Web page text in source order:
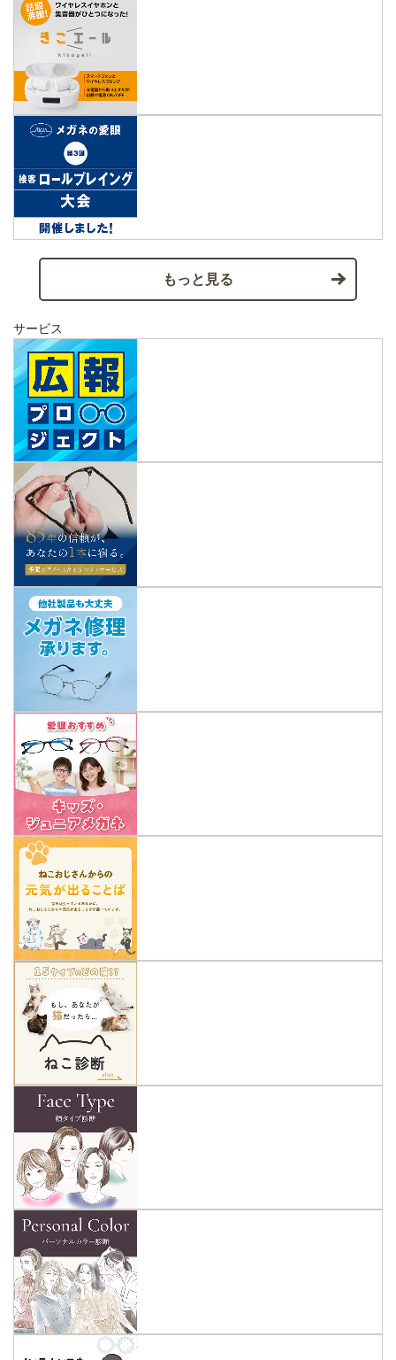
もっと見る
サービス